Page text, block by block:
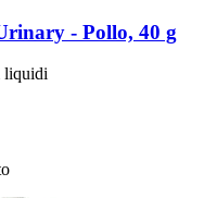
-​ Pollo, 40 g
liquidi